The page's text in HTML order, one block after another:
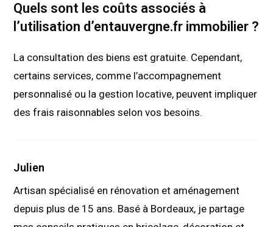
Quels sont les coûts associés à
l’utilisation d’entauvergne.fr immobilier ?
La consultation des biens est gratuite. Cependant,
certains services, comme l’accompagnement
personnalisé ou la gestion locative, peuvent impliquer
des frais raisonnables selon vos besoins.
Julien
Artisan spécialisé en rénovation et aménagement
depuis plus de 15 ans. Basé à Bordeaux, je partage